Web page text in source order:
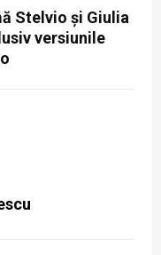
Stelvio și Giulia
versiunile